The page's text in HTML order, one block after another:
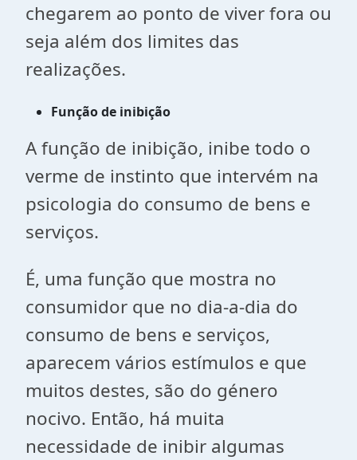
chegarem ao ponto de viver fora ou
seja além dos limites das
realizações.
Função de inibição
A função de inibição, inibe todo o
verme de instinto que intervém na
psicologia do consumo de bens e
serviços.
É, uma função que mostra no
consumidor que no dia-a-dia do
consumo de bens e serviços,
aparecem vários estímulos e que
muitos destes, são do género
nocivo. Então, há muita
necessidade de inibir algumas